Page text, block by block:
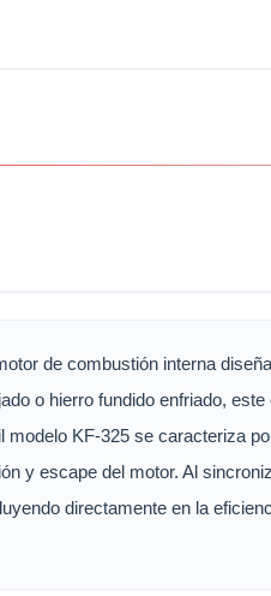
de combustión interna
o hierro fundido enfriado,
KF-325 se caracteriza
y escape del motor. Al
directamente en la